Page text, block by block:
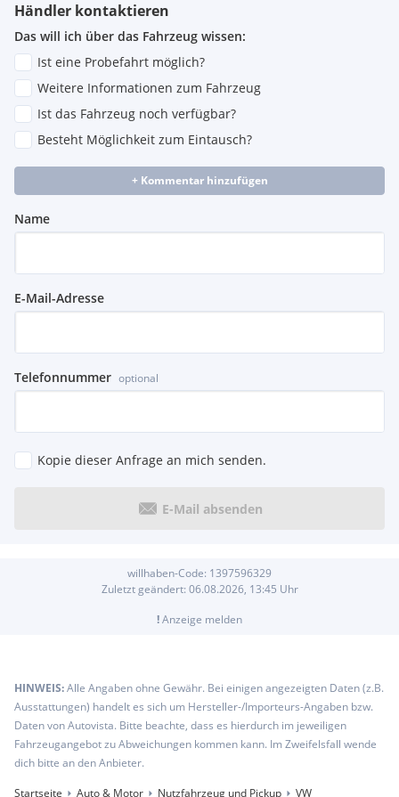
Händler kontaktieren
Das will ich über das Fahrzeug wissen:
Ist eine Probefahrt möglich?
Weitere Informationen zum Fahrzeug
Ist das Fahrzeug noch verfügbar?
Besteht Möglichkeit zum Eintausch?
+ Kommentar hinzufügen
Name
E-Mail-Adresse
Telefonnummer optional
Kopie dieser Anfrage an mich senden.
E-Mail absenden
willhaben-Code: 1397596329
Zuletzt geändert: 06.08.2026, 13:45 Uhr
!Anzeige melden
HINWEIS:Alle Angaben ohne Gewähr. Bei einigen angezeigten Daten (z.B.
Ausstattungen) handelt es sich um Hersteller-/Importeurs-Angaben bzw.
Daten von Autovista. Bitte beachte, dass es hierdurch im jeweiligen
Fahrzeugangebot zu Abweichungen kommen kann. Im Zweifelsfall wende
dich bitte an den Anbieter.
Startseite
Auto & Motor Nutzfahrzeug und Pickup VW